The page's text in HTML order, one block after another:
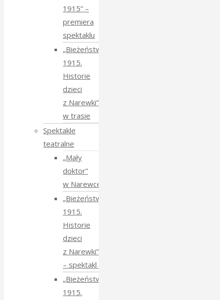
1915” –
premiera
spektaklu
„Bieżeństwo
1915.
Historie
dzieci
z Narewki”
w trasie
Spektakle
teatralne
„Mały
doktor”
w Narewce
„Bieżeństwo
1915.
Historie
dzieci
z Narewki”
⁠–⁠ spektakl teatralny
„Bieżeństwo
1915.